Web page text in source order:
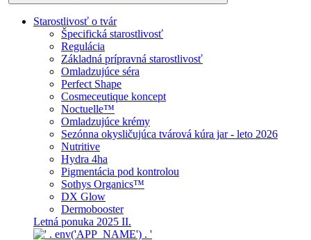
Starostlivosť o tvár
Špecifická starostlivosť
Regulácia
Základná prípravná starostlivosť
Omladzujúce séra
Perfect Shape
Cosmeceutique koncept
Noctuelle™
Omladzujúce krémy
Sezónna okysličujúca tvárová kúra jar - leto 2026
Nutritive
Hydra 4ha
Pigmentácia pod kontrolou
Sothys Organics™
DX Glow
Dermobooster
Letná ponuka 2025 II.